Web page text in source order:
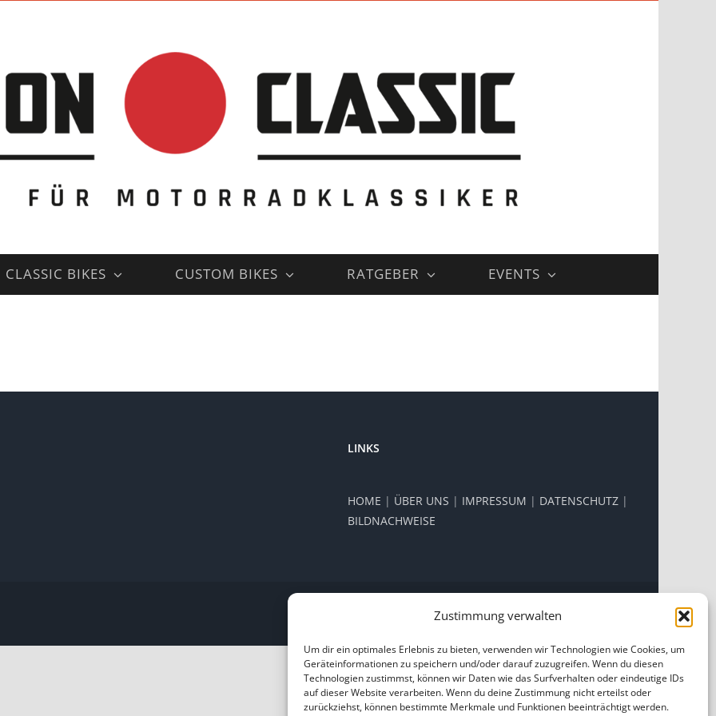
Zustimmung verwalten
Um dir ein optimales Erlebnis zu bieten, verwenden wir Technologien wie Cookies, um
Geräteinformationen zu speichern und/oder darauf zuzugreifen. Wenn du diesen
Technologien zustimmst, können wir Daten wie das Surfverhalten oder eindeutige IDs
auf dieser Website verarbeiten. Wenn du deine Zustimmung nicht erteilst oder
zurückziehst, können bestimmte Merkmale und Funktionen beeinträchtigt werden.
CLASSIC BIKES CUSTOM BIKES RATGEBER EVENTS
LINKS
HOME | ÜBER UNS | IMPRESSUM | DATENSCHUTZ |
BILDNACHWEISE
Instagram